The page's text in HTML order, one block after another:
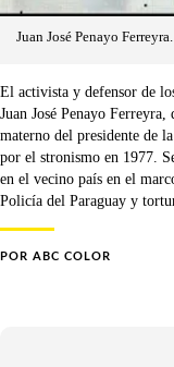
Juan José Penayo Ferreyra.
El activista y defensor de
Juan José Penayo
materno del presidente de
por el stronismo en 1977.
en el vecino país en el
Policía del Paraguay y
POR ABC COLOR